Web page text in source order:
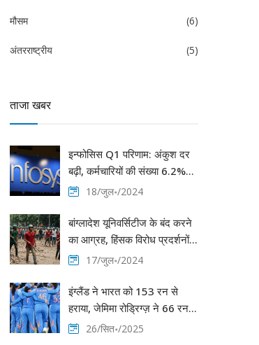
मौसम (6)
अंतरराष्ट्रीय (5)
ताजा खबर
इन्फोसिस Q1 परिणाम: अंकुश दर
बढ़ी, कर्मचारियों की संख्या 6.2%
घटकर 3.15 लाख पहुंची
18/जुल॰/2024
बांग्लादेश यूनिवर्सिटीज के बंद करने
का आग्रह, हिंसक विरोध प्रदर्शनों में
6 की मृत्यु17/जुल॰/2024
इंग्लैंड ने भारत को 153 रन से
हराया, जेमिमा रोड्रिग्ज़ ने 66 रन
बनाकर दिलाया आशा
26/सित॰/2025